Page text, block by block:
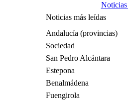
Noticias
Noticias más leídas
Andalucía (provincias)
Sociedad
San Pedro Alcántara
Estepona
Benalmádena
Fuengirola